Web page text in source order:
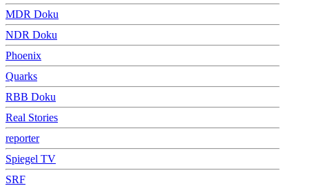
MDR Doku
NDR Doku
Phoenix
Quarks
RBB Doku
Real Stories
reporter
Spiegel TV
SRF